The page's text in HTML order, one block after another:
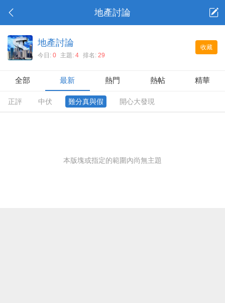
地產討論
收藏
地產討論
今日: 0 主題: 4 排名: 29
全部 最新 熱門 熱帖 精華
正評 中伏 難分真與假 開心大發現
本版塊或指定的範圍內尚無主題